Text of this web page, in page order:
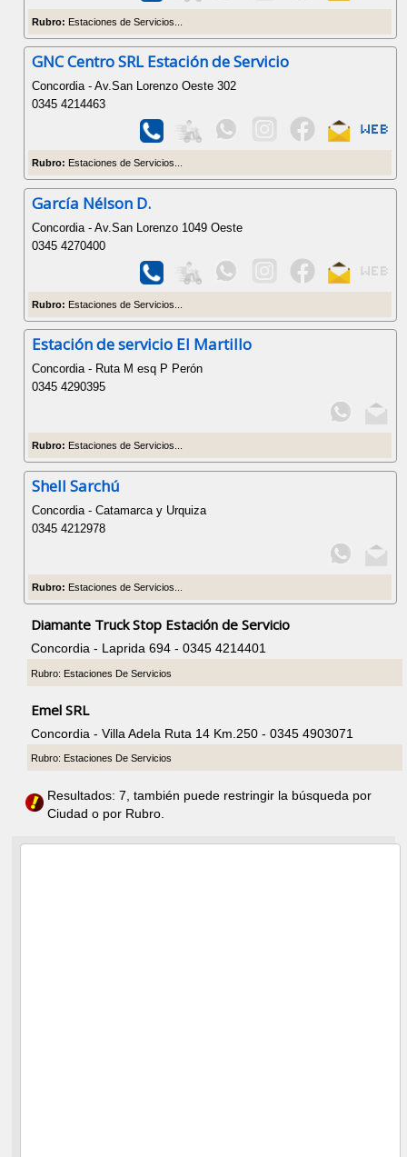
Rubro: Estaciones de Servicios...
GNC Centro SRL Estación de Servicio
Concordia - Av.San Lorenzo Oeste 302
0345 4214463
Rubro: Estaciones de Servicios...
García Nélson D.
Concordia - Av.San Lorenzo 1049 Oeste
0345 4270400
Rubro: Estaciones de Servicios...
Estación de servicio El Martillo
Concordia - Ruta M esq P Perón
0345 4290395
Rubro: Estaciones de Servicios...
Shell Sarchú
Concordia - Catamarca y Urquiza
0345 4212978
Rubro: Estaciones de Servicios...
Diamante Truck Stop Estación de Servicio
Concordia - Laprida 694 - 0345 4214401
Rubro: Estaciones De Servicios
Emel SRL
Concordia - Villa Adela Ruta 14 Km.250 - 0345 4903071
Rubro: Estaciones De Servicios
Resultados: 7, también puede restringir la búsqueda por
Ciudad o por Rubro.